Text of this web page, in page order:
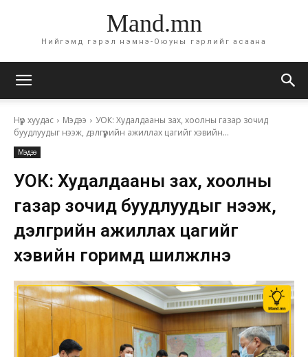
Mand.mn
Нийгэмд гэрэл нэмнэ-Оюуны гэрлийг асаана
Нүүр хуудас Мэдээ
УОК: Худалдааны зах, хоолны газар зочид
буудлуудыг нээж, дэлгүүрийн ажиллах цагийг хэвийн...
Мэдээ
УОК: Худалдааны зах, хоолны
газар зочид буудлуудыг нээж,
дэлгүүрийн ажиллах цагийг
хэвийн горимд шилжүүлнэ